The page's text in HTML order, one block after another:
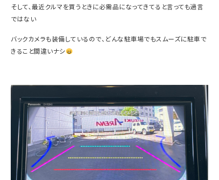
そして、最近クルマを買うときに必需品になってきてると言っても過言
ではない
バックカメラも装備しているので、どんな駐車場でもスムーズに駐車で
きること間違いナシ